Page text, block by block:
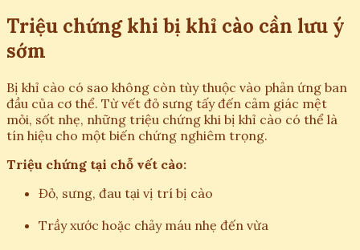
Triệu chứng khi bị khỉ cào cần lưu ý
sớm
Bị khỉ cào có sao không còn tùy thuộc vào phản ứng ban
đầu của cơ thể. Từ vết đỏ sưng tấy đến cảm giác mệt
mỏi, sốt nhẹ, những triệu chứng khi bị khỉ cào có thể là
tín hiệu cho một biến chứng nghiêm trọng.
Triệu chứng tại chỗ vết cào:
Đỏ, sưng, đau tại vị trí bị cào
Trầy xước hoặc chảy máu nhẹ đến vừa